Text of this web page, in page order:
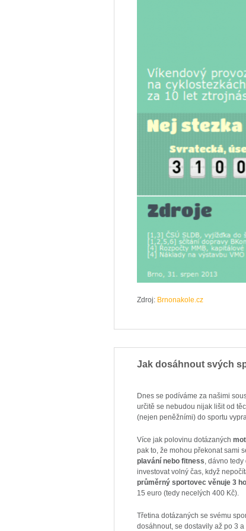
Zdroj: Brnonakole.cz
Jak dosáhnout svých
Dnes se podíváme za našimi
určitě se nebudou nijak lišit od
(nejen peněžními) do sportu
Více jak polovinu dotázaných
pak to, že mohou překonat sami
plavání nebo fitness, dávno
investovat volný čas, když
průměrný sportovec věnuje 3
15 euro (tedy necelých 400 Kč).
Třetina dotázaných se svému
dosáhnout, se dostavily až po 3